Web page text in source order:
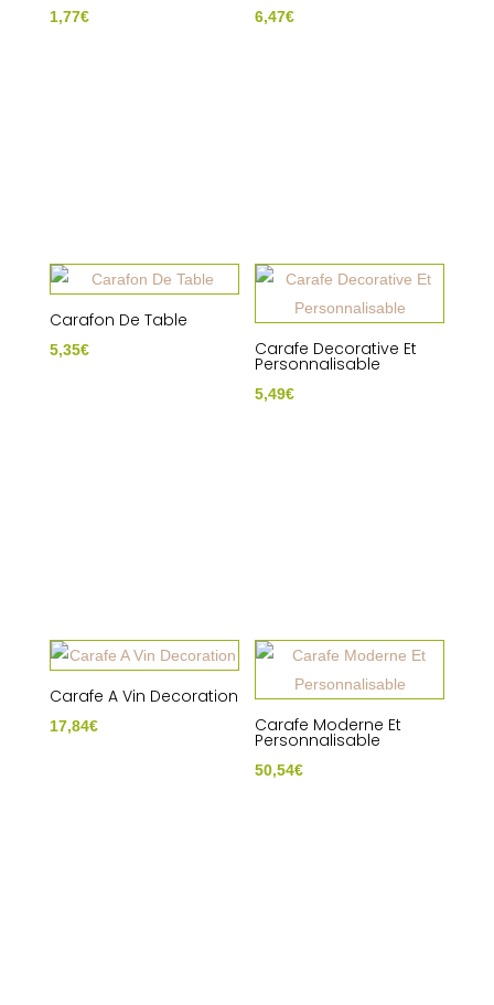
1,77€ 6,47€
Carafon De Table
5,35€ Carafe Decorative Et
Personnalisable
5,49€
Carafe A Vin Decoration
17,84€ Carafe Moderne Et
Personnalisable
50,54€